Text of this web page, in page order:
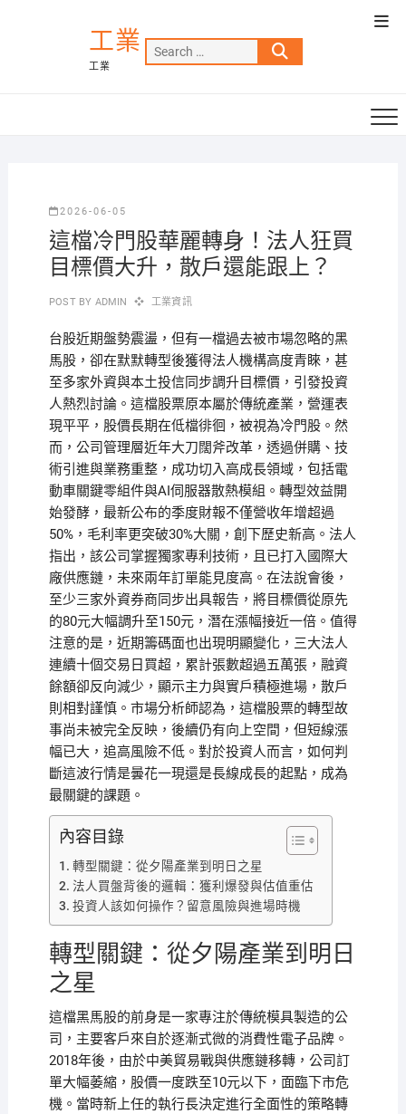
工業
工業
Search
…
2026-06-05
這檔冷門股華麗轉身！法人狂買
目標價大升，散戶還能跟上？
POST BY ADMIN 工業資訊
台股近期盤勢震盪，但有一檔過去被市場忽略的黑
馬股，卻在默默轉型後獲得法人機構高度青睞，甚
至多家外資與本土投信同步調升目標價，引發投資
人熱烈討論。這檔股票原本屬於傳統產業，營運表
現平平，股價長期在低檔徘徊，被視為冷門股。然
而，公司管理層近年大刀闊斧改革，透過併購、技
術引進與業務重整，成功切入高成長領域，包括電
動車關鍵零組件與AI伺服器散熱模組。轉型效益開
始發酵，最新公布的季度財報不僅營收年增超過
50%，毛利率更突破30%大關，創下歷史新高。法人
指出，該公司掌握獨家專利技術，且已打入國際大
廠供應鏈，未來兩年訂單能見度高。在法說會後，
至少三家外資券商同步出具報告，將目標價從原先
的80元大幅調升至150元，潛在漲幅接近一倍。值得
注意的是，近期籌碼面也出現明顯變化，三大法人
連續十個交易日買超，累計張數超過五萬張，融資
餘額卻反向減少，顯示主力與實戶積極進場，散戶
則相對謹慎。市場分析師認為，這檔股票的轉型故
事尚未被完全反映，後續仍有向上空間，但短線漲
幅已大，追高風險不低。對於投資人而言，如何判
斷這波行情是曇花一現還是長線成長的起點，成為
最關鍵的課題。
內容目錄
轉型關鍵：從夕陽產業到明日之星
法人買盤背後的邏輯：獲利爆發與估值重估
投資人該如何操作？留意風險與進場時機
轉型關鍵：從夕陽產業到明日
之星
這檔黑馬股的前身是一家專注於傳統模具製造的公
司，主要客戶來自於逐漸式微的消費性電子品牌。
2018年後，由於中美貿易戰與供應鏈移轉，公司訂
單大幅萎縮，股價一度跌至10元以下，面臨下市危
機。當時新上任的執行長決定進行全面性的策略轉